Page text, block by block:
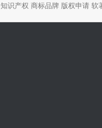
知识产权 商标品牌 版权申请 软